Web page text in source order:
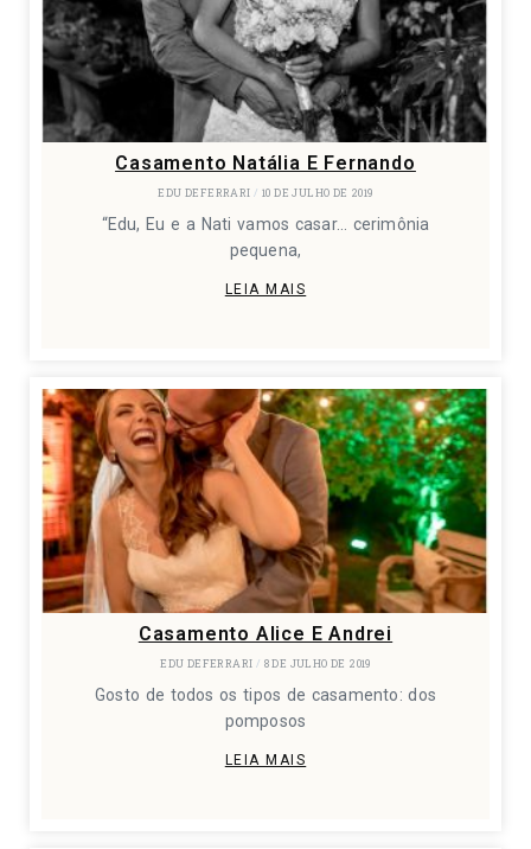
Casamento Natália E Fernando
EDU DEFERRARI 10 DE JULHO DE 2019
“Edu, Eu e a Nati vamos casar… cerimônia
pequena,
LEIA MAIS
Casamento Alice E Andrei
EDU DEFERRARI 8 DE JULHO DE 2019
Gosto de todos os tipos de casamento: dos
pomposos
LEIA MAIS